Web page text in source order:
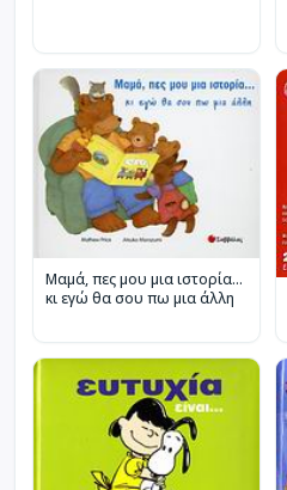
Μαµά, πες µου µια ιστορία…
κι εγώ θα σου πω µια άλλη